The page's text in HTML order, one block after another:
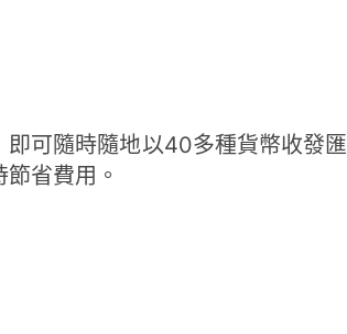
即可隨時隨地以40多種貨幣收發匯
省費用。